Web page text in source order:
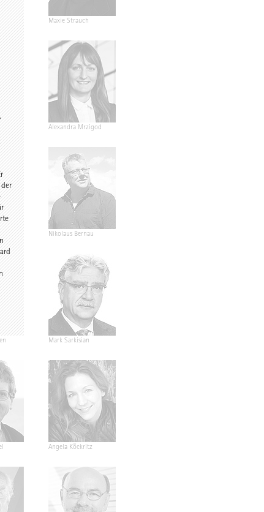
Maxie Strauch
Alexandra Mrzigod
Nikolaus Bernau
Mark Sarkisian
Angela Köckritz